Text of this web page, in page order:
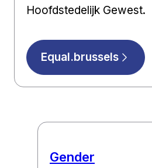
Hoofdstedelijk Gewest.
Equal.brussels
Gender